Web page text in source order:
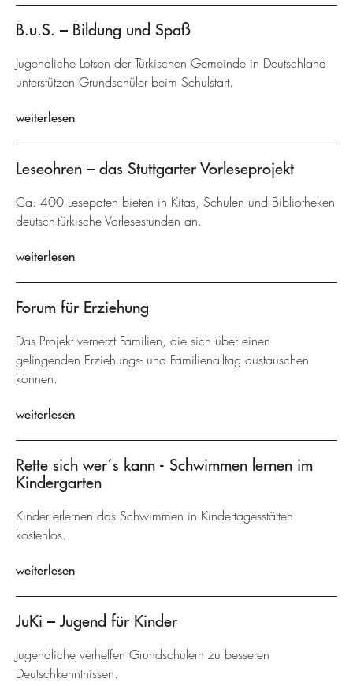
B.u.S. – Bildung und Spaß
Jugendliche Lotsen der Türkischen Gemeinde in Deutschland
unterstützen Grundschüler beim Schulstart.
weiterlesen
Leseohren – das Stuttgarter Vorleseprojekt
Ca. 400 Lesepaten bieten in Kitas, Schulen und Bibliotheken
deutsch-türkische Vorlesestunden an.
weiterlesen
Forum für Erziehung
Das Projekt vernetzt Familien, die sich über einen
gelingenden Erziehungs- und Familienalltag austauschen
können.
weiterlesen
Rette sich wer´s kann - Schwimmen lernen im
Kindergarten
Kinder erlernen das Schwimmen in Kindertagesstätten
kostenlos.
weiterlesen
JuKi – Jugend für Kinder
Jugendliche verhelfen Grundschülern zu besseren
Deutschkenntnissen.